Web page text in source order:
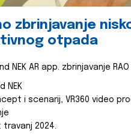
zbrinjavanje
otpada
NEK AR app. zbrinjavanje RAO
NEK
i scenarij, VR360 video
: travanj 2024.